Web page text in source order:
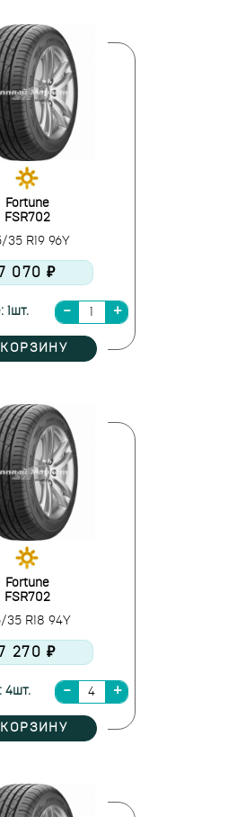
Fortune
FSR702
35 R19 96Y
070 ₽
1шт.
КОРЗИНУ
Fortune
FSR702
35 R18 94Y
270 ₽
4шт.
КОРЗИНУ